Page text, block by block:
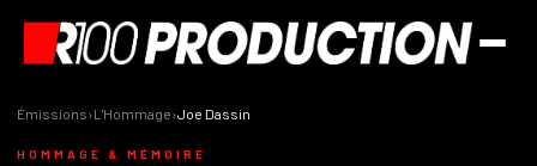
Émissions›L'Hommage›Joe Dassin
HOMMAGE & MÉMOIRE